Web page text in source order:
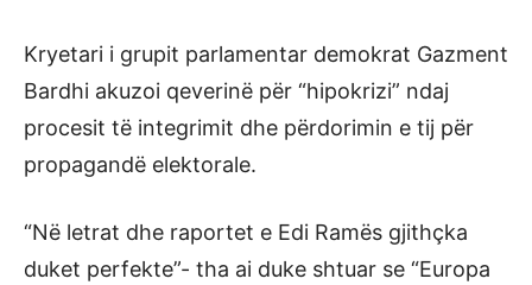
Kryetari i grupit parlamentar demokrat Gazment
Bardhi akuzoi qeverinë për “hipokrizi” ndaj
procesit të integrimit dhe përdorimin e tij për
propagandë elektorale.
“Në letrat dhe raportet e Edi Ramës gjithçka
duket perfekte”- tha ai duke shtuar se “Europa